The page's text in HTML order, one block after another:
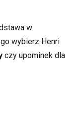
w
wybierz Henri
czy upominek dla